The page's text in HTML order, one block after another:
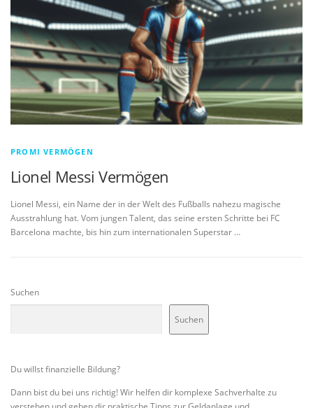
PROMI VERMÖGEN
Lionel Messi Vermögen
Lionel Messi, ein Name der in der Welt des Fußballs nahezu magische
Ausstrahlung hat. Vom jungen Talent, das seine ersten Schritte bei FC
Barcelona machte, bis hin zum internationalen Superstar …
Suchen
Suchen
Du willst finanzielle Bildung?
Dann bist du bei uns richtig! Wir helfen dir komplexe Sachverhalte zu